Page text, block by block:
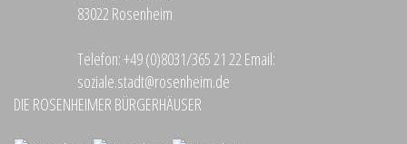
83022 Rosenheim
Telefon:+49 (0)8031/365 21 22 Email:
soziale.stadt@rosenheim.de
DIE ROSENHEIMER BÜRGERHÄUSER